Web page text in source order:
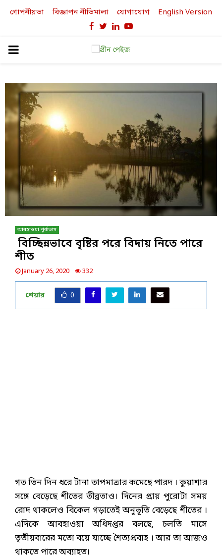
গোপনীয়তা বিজ্ঞাপন নীতিমালা যোগাযোগ English Version
Facebook
TwitterLinkedinYoutube
PRIMARY
আবহাওয়া পূর্বাভাস
বিচ্ছিন্নভাবে বৃষ্টির পরে বিদায় নিতে পারে
শীত
January 26, 2020 332
শেয়ার 0
গত তিন দিন ধরে টানা তাপমাত্রার কমেছে পারদ । কুয়াশার
সঙ্গে বেড়েছে শীতের তীব্রতাও। দিনের প্রায় পুরোটা সময়
রোদ থাকলেও বিকেল গড়াতেই অনুভূতি বেড়েছে শীতের ।
এদিকে আবহাওয়া অধিদপ্তর বলছে, চলতি মাসে
তৃতীয়বারের মতো বয়ে যাচ্ছে শৈত্যপ্রবাহ । আর তা আজও
থাকতে পারে অব্যাহত।